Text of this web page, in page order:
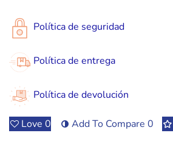
Política de seguridad
Política de entrega
Política de devolución
Love 0 Add To Compare 0